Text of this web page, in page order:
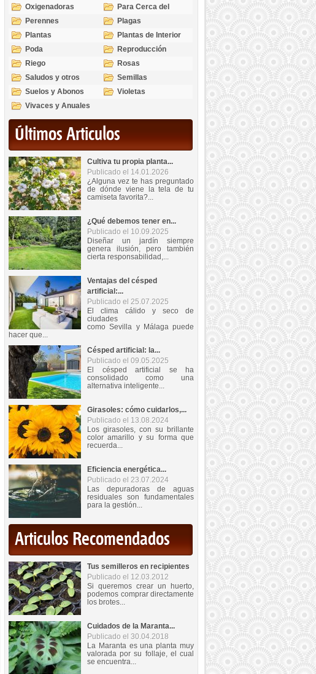
Oxigenadoras
Para Cerca del
Estanque
Perennes
Plagas
Plantas
Plantas de Interior
Poda
Reproducción
Riego
Rosas
Saludos y otros
temas
Semillas
Suelos y Abonos
Violetas
Vivaces y Anuales
Últimos Articulos
Cultiva tu propia planta...
Publicado el 14.01.2026
¿Alguna vez te has preguntado
de dónde viene la tela de tu
camiseta favorita?...
¿Qué debemos tener en...
Publicado el 10.09.2025
Diseñar un jardín siempre
genera ilusión, pero también
cierta responsabilidad,...
Ventajas del césped
artificial:...
Publicado el 25.07.2025
El clima cálido y seco de
ciudades
como Sevilla y Málaga puede
hacer que...
Césped artificial: la...
Publicado el 09.05.2025
El césped artificial se ha
consolidado como una
alternativa inteligente...
Girasoles: cómo cuidarlos,...
Publicado el 13.08.2024
Los girasoles, con su brillante
color amarillo y su forma que
recuerda...
Eficiencia energética...
Publicado el 23.07.2024
Las depuradoras de aguas
residuales son fundamentales
para la gestión...
Articulos Recomendados
Tus semilleros en recipientes
Publicado el 12.03.2012
Si queremos crear un huerto,
podemos comprar directamente
los brotes...
Cuidados de la Maranta...
Publicado el 30.04.2018
La Maranta es una planta muy
valorada por su follaje, el cual
se encuentra...